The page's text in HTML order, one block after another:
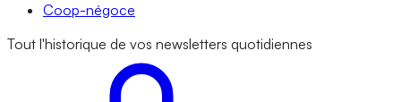
Coop-négoce
Tout l'historique de vos newsletters quotidiennes